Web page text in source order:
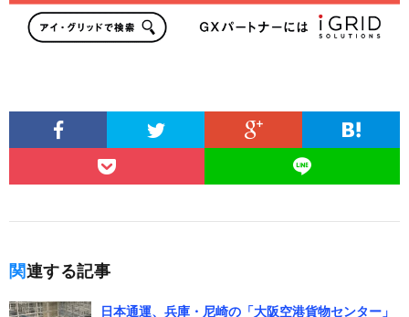
関連する記事
日本通運、兵庫・尼崎の「大阪空港貨物センター」